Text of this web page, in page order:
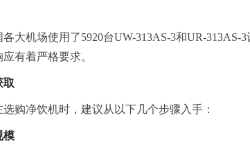
大机场使用了5920台UW-313AS-3和UR-
有着严格要求。
取
购净饮机时，建议从以下几个步骤入手：
模